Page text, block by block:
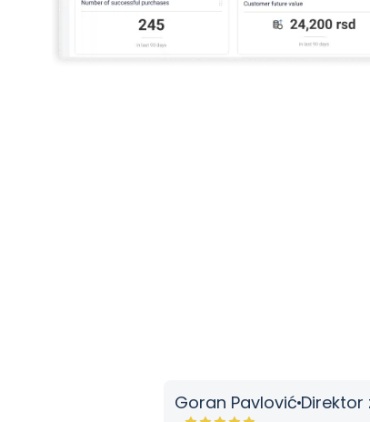
Goran PavlovićDirektor za BI,